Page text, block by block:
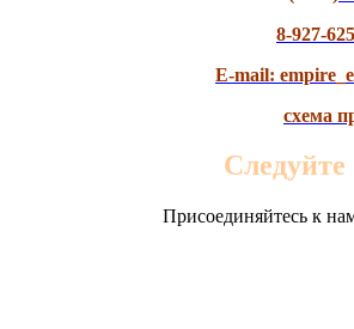
8-927-
E-mail:
схема
Присоединяйтесь к